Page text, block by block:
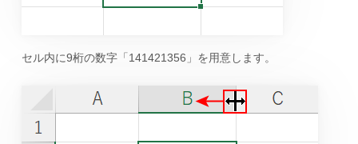
セル内に9桁の数字「141421356」を用意します。